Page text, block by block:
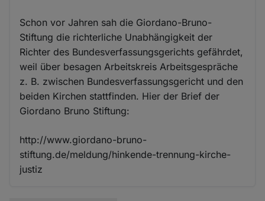
Schon vor Jahren sah die Giordano-Bruno-
Stiftung die richterliche Unabhängigkeit der
Richter des Bundesverfassungsgerichts gefährdet,
weil über besagen Arbeitskreis Arbeitsgespräche
z. B. zwischen Bundesverfassungsgericht und den
beiden Kirchen stattfinden. Hier der Brief der
Giordano Bruno Stiftung:
http://www.giordano-bruno-
stiftung.de/meldung/hinkende-trennung-kirche-
justiz